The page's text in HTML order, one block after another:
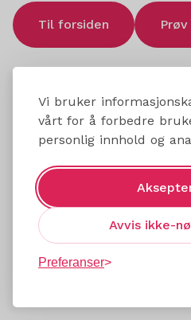
Vi bruker
vårt for å forbedre
personlig innhold og
Avvis ikke-
Preferanser
Til forsiden